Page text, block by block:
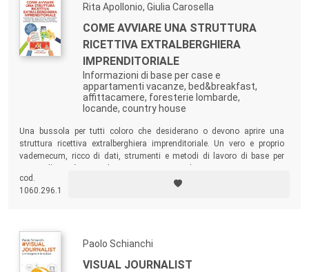
Rita Apollonio, Giulia Carosella
COME AVVIARE UNA STRUTTURA
RICETTIVA EXTRALBERGHIERA
IMPRENDITORIALE
Informazioni di base per case e
appartamenti vacanze, bed&breakfast,
affittacamere, foresterie lombarde,
locande, country house
Una bussola per tutti coloro che desiderano o devono aprire una
struttura ricettiva extralberghiera imprenditoriale. Un vero e proprio
vademecum, ricco di dati, strumenti e metodi di lavoro di base per
cod.
1060.296.1
Paolo Schianchi
VISUAL JOURNALIST